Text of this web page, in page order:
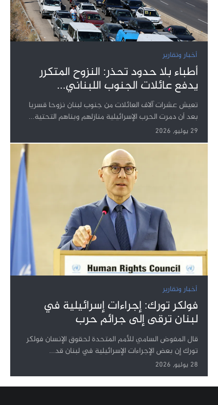
أخبار وتقارير
أطباء بلا حدود تحذر: النزوح المتكرر
يدفع عائلات الجنوب اللبناني...
تعيش عشرات آلاف العائلات من جنوب لبنان نزوحا قسريا
بعد أن دمرت الحرب الإسرائيلية منازلهم وبناهم التحتية...
29 يوليو, 2026
أخبار وتقارير
فولكر تورك: إجراءات إسرائيلية في
لبنان ترقى إلى جرائم حرب
قال المفوض السامي للأمم المتحدة لحقوق الإنسان فولكر
تورك إن بعض الإجراءات الإسرائيلية في لبنان قد...
28 يوليو, 2026